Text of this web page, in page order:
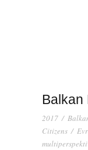
Balkan
2017 /
Citizens /